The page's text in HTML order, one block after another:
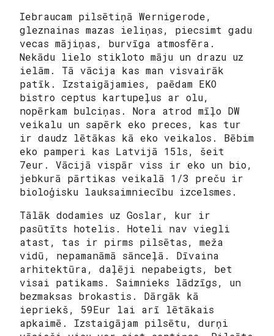
Iebraucam pilsētiņā Wernigerode,
gleznainas mazas ieliņas, piecsimt gadu
vecas mājiņas, burvīga atmosfēra.
Nekādu lielo stikloto māju un drazu uz
ielām. Tā vācija kas man visvairāk
patīk. Izstaigājamies, paēdam EKO
bistro ceptus kartupeļus ar olu,
nopērkam bulciņas. Nora atrod mīļo DW
veikalu un sapērk eko preces, kas tur
ir daudz lētākas kā eko veikalos. Bēbim
eko pamperi kas Latvijā 15ls, šeit
7eur. Vācijā vispār viss ir eko un bio,
jebkurā pārtikas veikalā 1/3 preču ir
bioloģisku lauksaimniecību izcelsmes.
Tālāk dodamies uz Goslar, kur ir
pasūtīts hotelis. Hoteli nav viegli
atast, tas ir pirms pilsētas, meža
vidū, nepamanāmā sānceļā. Dīvaina
arhitektūra, daļēji nepabeigts, bet
visai patikams. Saimnieks lādzīgs, un
bezmaksas brokastis. Dārgāk kā
iepriekš, 59Eur lai arī lētākais
apkaimē. Izstaigājam pilsētu, durņi